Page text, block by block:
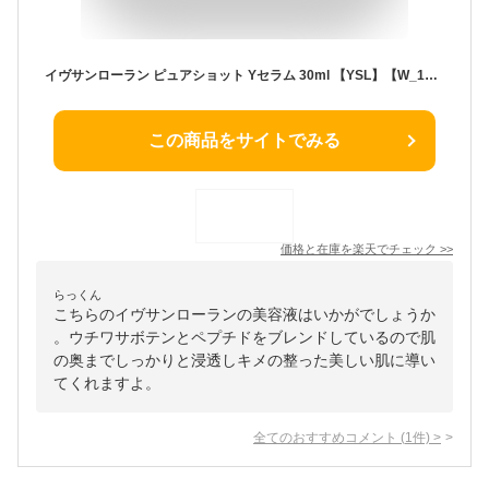
イヴサンローラン ピュアショット Yセラム 30ml 【YSL】【W_160】
この商品をサイトでみる
価格と在庫を楽天でチェック >>
らっくん
こちらのイヴサンローランの美容液はいかがでしょうか
。ウチワサボテンとペプチドをブレンドしているので肌
の奥までしっかりと浸透しキメの整った美しい肌に導い
てくれますよ。
全てのおすすめコメント (1 件) >